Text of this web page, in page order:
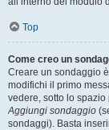
Top
Come creo un
Creare un sondaggio
modifichi il primo
vedere, sotto lo
Aggiungi sondaggio
sondaggi). Basta